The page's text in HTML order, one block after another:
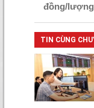
đồng/lượng
TIN CÙNG